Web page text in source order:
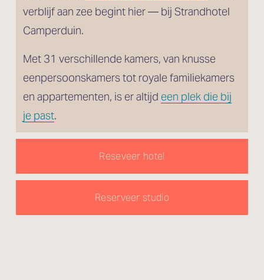
verblijf aan zee begint hier — bij Strandhotel
Camperduin.
Met 31 verschillende kamers, van knusse
eenpersoonskamers tot royale familiekamers
en appartementen, is er altijd een plek die bij
je past.
Reseveer hotel
Reserveer studio